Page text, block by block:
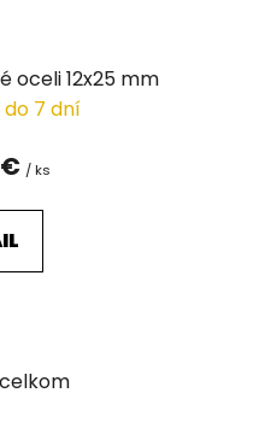
oceli 12x25 mm
7 dní
/ ks